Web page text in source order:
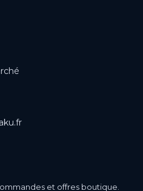
et offres boutique.